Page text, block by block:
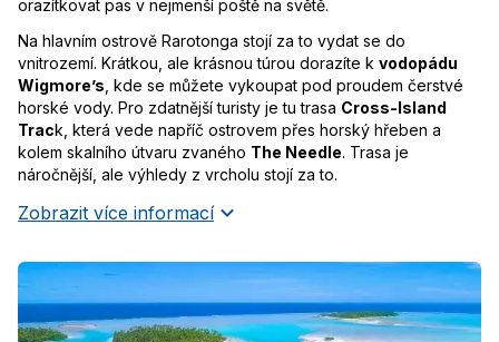
orazítkovat pas v nejmenší poště na světě.
Na hlavním ostrově Rarotonga stojí za to vydat se do
vnitrozemí. Krátkou, ale krásnou túrou dorazíte k vodopádu
Wigmore’s , kde se můžete vykoupat pod proudem čerstvé
horské vody. Pro zdatnější turisty je tu trasa Cross-Island
Track, která vede napříč ostrovem přes horský hřeben a
kolem skalního útvaru zvaného The Needle. Trasa je
náročnější, ale výhledy z vrcholu stojí za to.
Zobrazit více informací